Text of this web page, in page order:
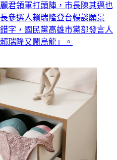
君領軍打頭陣，市長陳其邁也
參選人賴瑞隆登台暢談願景
字，國民黨高雄市黨部發言人
瑞隆又鬧烏龍」。